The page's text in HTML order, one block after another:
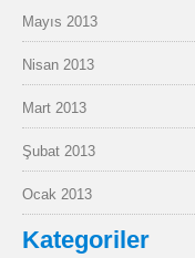
Mayıs 2013
Nisan 2013
Mart 2013
Şubat 2013
Ocak 2013
Kategoriler